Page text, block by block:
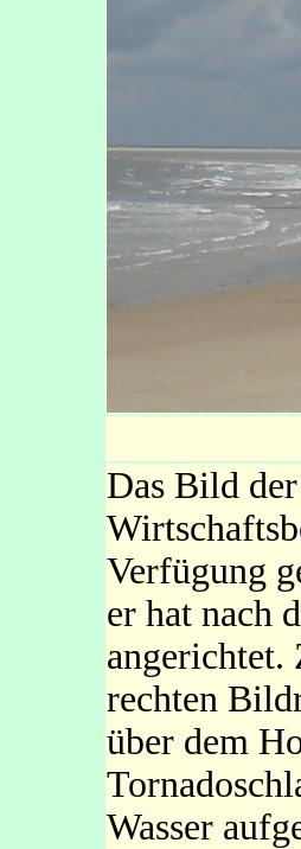
Das Bild
Verfügung
er hat nach
angerichtet.
rechten
über dem
Wasser